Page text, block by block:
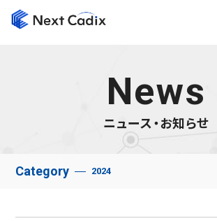
News
ニュース・お知らせ
Category 2024